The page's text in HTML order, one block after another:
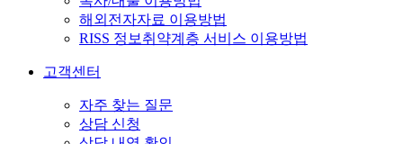
해외전자자료 이용방법
RISS 정보취약계층 서비스 이용방법
고객센터
자주 찾는 질문
상담 신청